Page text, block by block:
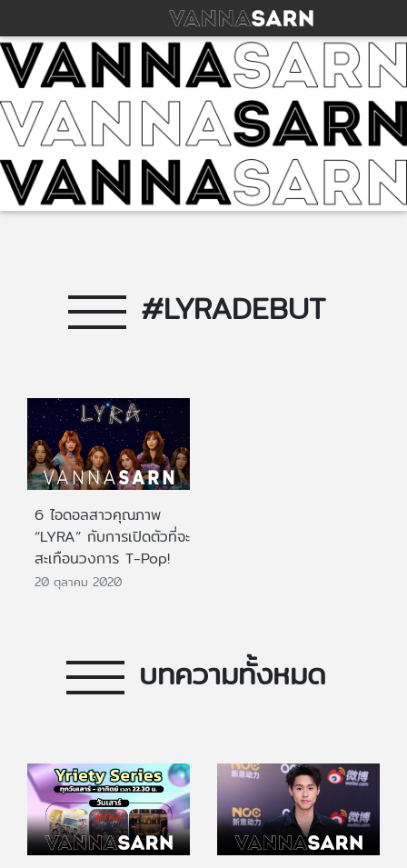
#LYRADEBUT
6 ไอดอลสาวคุณภาพ
“LYRA” กับการเปิดตัวที่จะ
สะเทือนวงการ T-Pop!
20 ตุลาคม 2020
บทความทั้งหมด